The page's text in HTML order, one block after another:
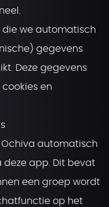
die we automatisch
gegevens
Deze gegevens
en
automatisch
app. Dit bevat
een groep wordt
op het